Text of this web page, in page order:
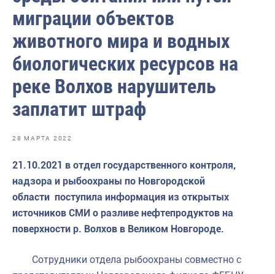
Волго-Каспийское
Восточно-Сибирское
Западно-Балтийское
Приморское
Сахалино-Курильское
Северо-Восточное
Северо-Кавказское
миграции объектов
животного мира и водных
биологических ресурсов на
реке Волхов нарушитель
заплатит штраф
28 МАРТА 2022
21.10.2021 в отдел государственного контроля,
надзора и рыбоохраны по Новгородской
области поступила информация из открытых
источников СМИ о разливе нефтепродуктов на
поверхности р. Волхов в Великом Новгороде.
Сотрудники отдела рыбоохраны совместно с